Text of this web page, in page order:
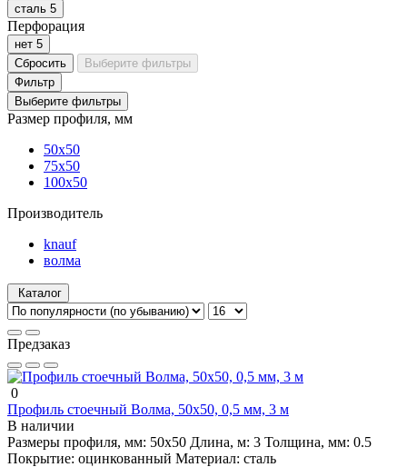
сталь 5
Перфорация
нет 5
Сбросить
Выберите фильтры
Фильтр
Выберите фильтры
Размер профиля, мм
50х50
75х50
100х50
Производитель
knauf
волма
Каталог
Предзаказ
0
Профиль стоечный Волма, 50х50, 0,5 мм, 3 м
В наличии
Размеры профиля, мм: 50х50 Длина, м: 3 Толщина, мм: 0.5
Покрытие: оцинкованный Материал: сталь